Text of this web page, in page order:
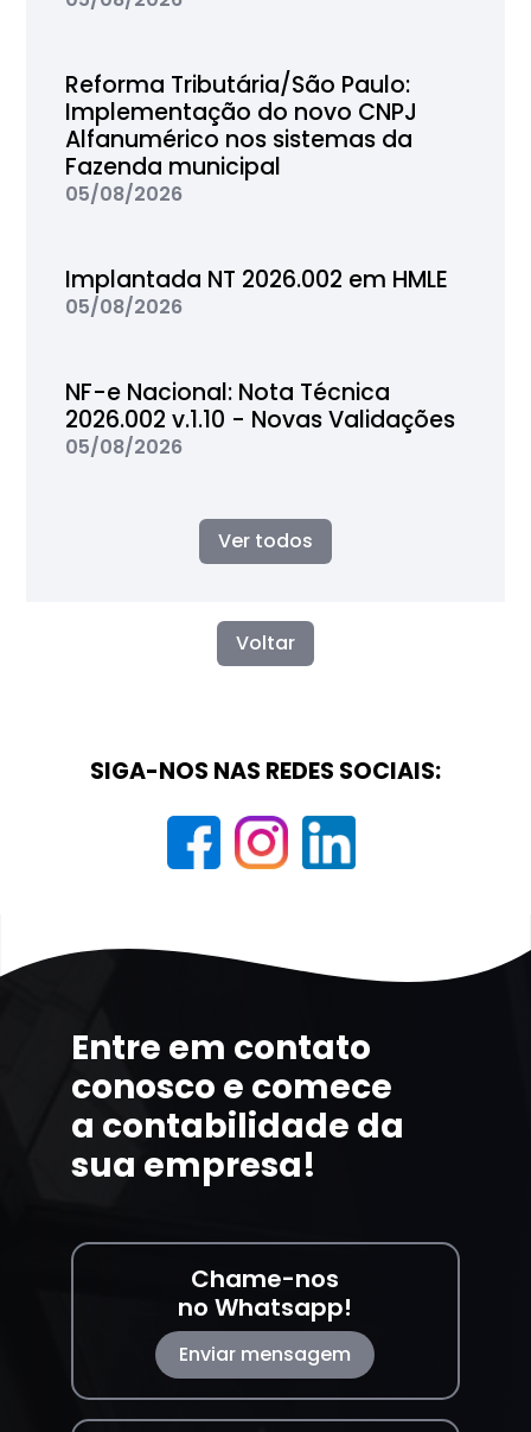
Reforma Tributária/São Paulo:
Implementação do novo CNPJ
Alfanumérico nos sistemas da
Fazenda municipal
05/08/2026
Implantada NT 2026.002 em HMLE
05/08/2026
NF-e Nacional: Nota Técnica
2026.002 v.1.10 - Novas Validações
05/08/2026
Ver todos
Voltar
SIGA-NOS NAS REDES SOCIAIS:
Entre em contato
conosco e comece
a contabilidade da
sua empresa!
Chame-nos
no Whatsapp!
Enviar mensagem